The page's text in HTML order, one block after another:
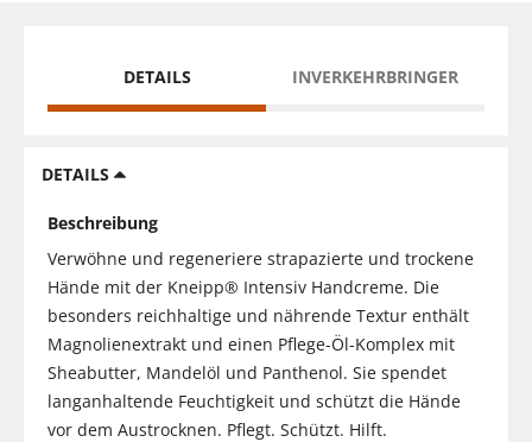
DETAILS INVERKEHRBRINGER
DETAILS
Beschreibung
Verwöhne und regeneriere strapazierte und trockene
Hände mit der Kneipp® Intensiv Handcreme. Die
besonders reichhaltige und nährende Textur enthält
Magnolienextrakt und einen Pflege-Öl-Komplex mit
Sheabutter, Mandelöl und Panthenol. Sie spendet
langanhaltende Feuchtigkeit und schützt die Hände
vor dem Austrocknen. Pflegt. Schützt. Hilft.